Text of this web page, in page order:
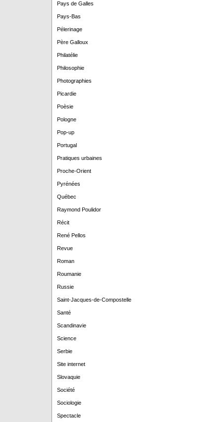
Pays de Galles
Pays-Bas
Pélerinage
Père Galloux
Philatélie
Philosophie
Photographies
Picardie
Poèsie
Pologne
Pop-up
Portugal
Pratiques urbaines
Proche-Orient
Pyrénées
Québec
Raymond Poulidor
Récit
René Pellos
Revue
Roman
Roumanie
Russie
Saint-Jacques-de-Compostelle
Santé
Scandinavie
Science
Serbie
Site internet
Slovaquie
Société
Sociologie
Spectacle